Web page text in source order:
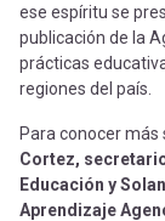
ese espíritu se
publicación de la
prácticas
regiones del país.
Para conocer más
Cortez,
Educación y
Aprendizaje